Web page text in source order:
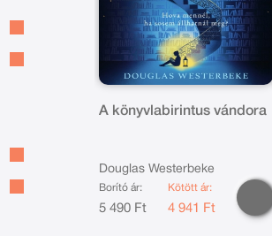
A könyvlabirintus vándora
Douglas Westerbeke
Borító ár:
5 490 Ft
Kötött ár:
4 941 Ft